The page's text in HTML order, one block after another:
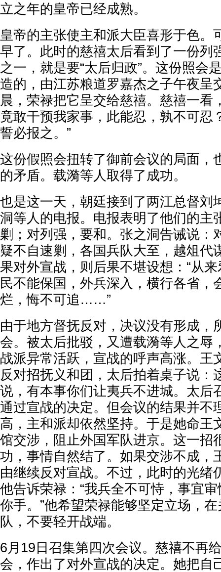
立之年的皇帝已经成熟。
皇帝的主张使主和派大臣喜形于色。
早了。此时的慈禧太后看到了一份列
之一，就是要“太后归政”。这份照会
造的，由江苏粮道罗嘉杰之子午夜呈
晨，荣禄把它呈交给慈禧。慈禧一看
竟敢干预我家事，此能忍，孰不可忍
誓必报之。”
这份假照会扭转了御前会议的局面，
的矛盾。载漪等人取得了成功。
也是这一天，朝廷接到了两江总督刘
洞等人的电报。电报表明了他们的主
剿；对列强，要和。张之洞告诫说：
疑不自速剿，各国兵队大至，越俎代
果对外宣战，则后果不堪设想：“从
民不能保国，外兵深入，横行各省，
烂，悔不可追……”
由于地方督抚反对，决议没有形成，
会。被太后批驳，又遭载漪等人之辱
战派异常活跃，宣战的呼声高涨。王
反对招抚义和团，太后拍着桌子说：
说，有本事你们让夷兵不进城。太后
通过宣战的决定。但会议的结果并不
高，主和派却依然坚持。于是她命王
馆交涉，阻止外国军队进京。这一招
功，事情自然结了。如果交涉不成，
由继续反对宣战。不过，此时的光绪
他告诉荣禄：“我兵全不可恃，事宜
你手。”他希望荣禄能够坚定立场，
队，不要轻开战端。
6月19日召集第四次会议。慈禧不再
会，作出了对外宣战的决定。她把自